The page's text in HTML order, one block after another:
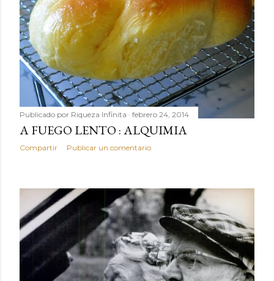
Publicado por Riqueza Infinita febrero 24, 2014
A FUEGO LENTO : ALQUIMIA
Compartir Publicar un comentario